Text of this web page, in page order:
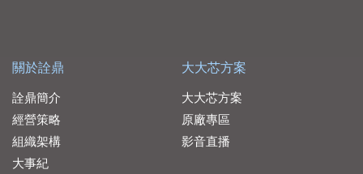
關於詮鼎
詮鼎簡介
經營策略
組織架構
大事紀
大大芯方案
大大芯方案
原廠專區
影音直播